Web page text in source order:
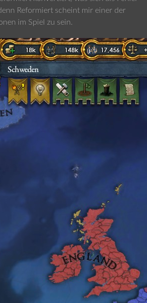
Reformiert scheint mir einer der
im Spiel zu sein.